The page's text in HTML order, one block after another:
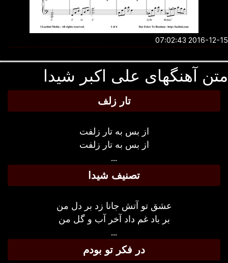
2016-12-15
آهنگهای علی اکبر شیدا
تار زلف
از بس به تار زلفت
از بس به تار زلفت
تصنیف شیدا
عشق تو آتش جانا زد بر دل من
بر باد غم داد آخر آب و گل من
در فکر تو بودم